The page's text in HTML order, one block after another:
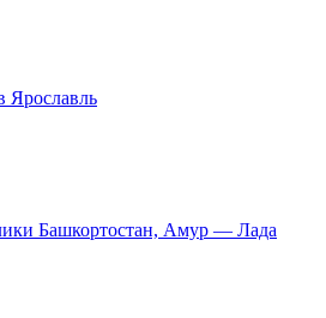
Башкортостан, Амур — Лада